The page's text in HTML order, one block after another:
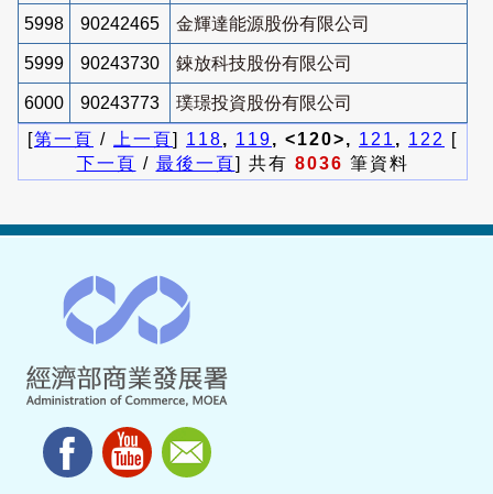
5998 90242465 金輝達能源股份有限公司
5999 90243730 錸放科技股份有限公司
6000 90243773
璞璟投資股份有限公司
[第一頁 / 上一頁] 118, 119, <120>, 121 , 122
[
下一頁 / 最後一頁] 共有 8036 筆資料